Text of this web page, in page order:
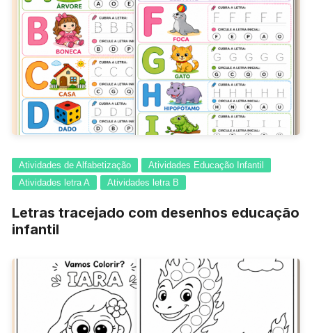
Atividades de Alfabetização
Atividades Educação Infantil
Atividades letra A
Atividades letra B
Letras tracejado com desenhos educação
infantil